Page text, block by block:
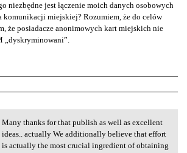
niezbędne jest łączenie moich danych osobowych
miejskiej? Rozumiem, że do celów
że posiadacze anonimowych kart miejskich nie
„dyskryminowani”.
thanks for that publish
Many thanks for that publish as well as excellent
ideas.. actually We additionally believe that effort
is actually the most crucial ingredient of obtaining